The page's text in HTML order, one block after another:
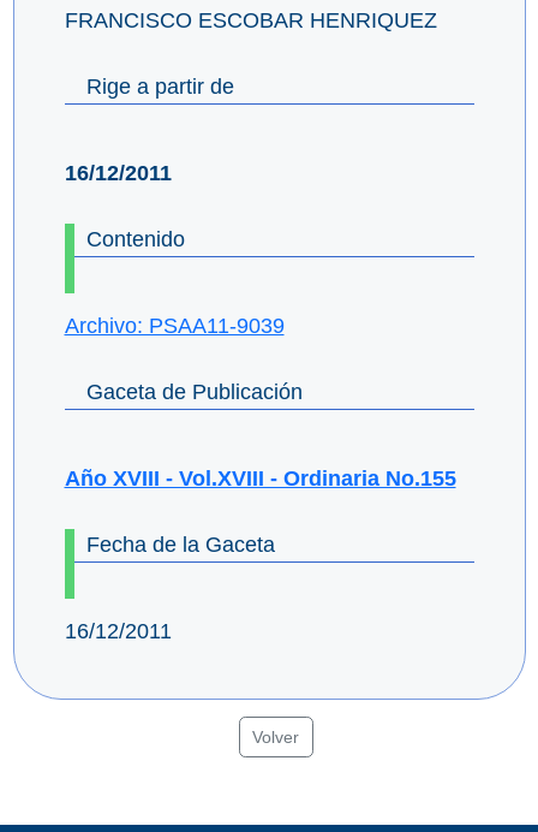
FRANCISCO ESCOBAR HENRIQUEZ
Rige a partir de
16/12/2011
Contenido
Archivo: PSAA11-9039
Gaceta de Publicación
Año XVIII - Vol.XVIII - Ordinaria No.155
Fecha de la Gaceta
16/12/2011
Volver